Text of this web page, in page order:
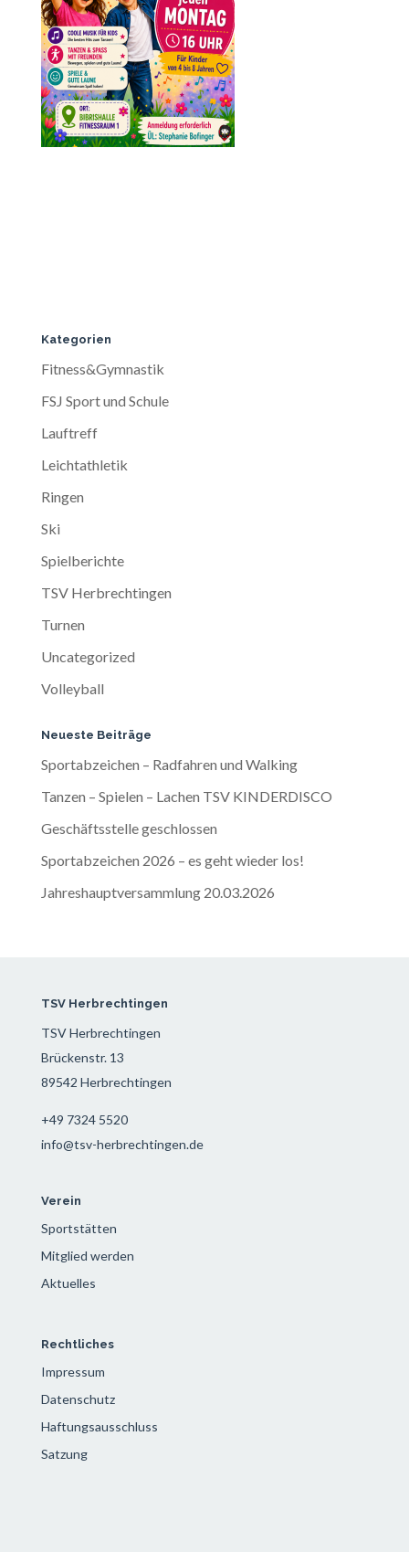
Kategorien
Fitness&Gymnastik
FSJ Sport und Schule
Lauftreff
Leichtathletik
Ringen
Ski
Spielberichte
TSV Herbrechtingen
Turnen
Uncategorized
Volleyball
Neueste Beiträge
Sportabzeichen – Radfahren und Walking
Tanzen – Spielen – Lachen TSV KINDERDISCO
Geschäftsstelle geschlossen
Sportabzeichen 2026 – es geht wieder los!
Jahreshauptversammlung 20.03.2026
TSV Herbrechtingen
TSV Herbrechtingen
Brückenstr. 13
89542 Herbrechtingen
+49 7324 5520
info@tsv-herbrechtingen.de
Verein
Sportstätten
Mitglied werden
Aktuelles
Rechtliches
Impressum
Datenschutz
Haftungsausschluss
Satzung